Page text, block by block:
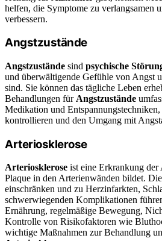
helfen, die Symptome zu verlangsamen
verbessern.
Angstzustände
Angstzustände sind psychische
und überwältigende Gefühle von Angst
sind. Sie können das tägliche Leben
Behandlungen für Angstzustände
Medikation und
kontrollieren und den Umgang mit
Arteriosklerose
Arteriosklerose ist eine Erkrankung der
Plaque in den Arterienwänden bildet.
einschränken und zu Herzinfarkten,
schwerwiegenden Komplikationen
Ernährung, regelmäßige Bewegung,
Kontrolle von Risikofaktoren wie
wichtige Maßnahmen zur Behandlung